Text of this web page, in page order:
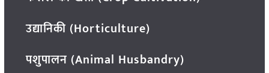
उद्यानिकी (Horticulture)
पशुपालन (Animal Husbandry)